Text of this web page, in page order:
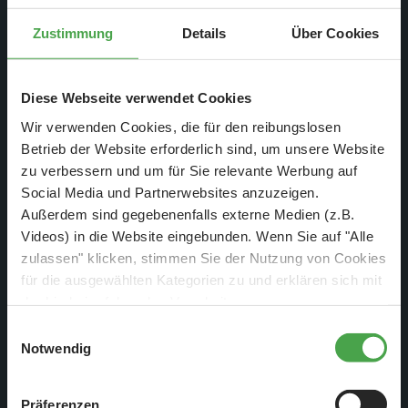
Zustimmung Details Über Cookies
Diese Webseite verwendet Cookies
Wir verwenden Cookies, die für den reibungslosen
Betrieb der Website erforderlich sind, um unsere Website
zu verbessern und um für Sie relevante Werbung auf
Social Media und Partnerwebsites anzuzeigen.
Außerdem sind gegebenenfalls externe Medien (z.B.
Videos) in die Website eingebunden. Wenn Sie auf "Alle
zulassen" klicken, stimmen Sie der Nutzung von Cookies
für die ausgewählten Kategorien zu und erklären sich mit
diese Einstellungen jederzeit über die Schaltfläche
zustimmen, beschränken wir uns auf die technisch
Notwendig
Präferenzen
Nr. 904
Montag, 19.02. - Sonntag, 25.02.2018
Weiterlesen